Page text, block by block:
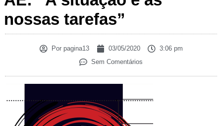
nossas tarefas”
Porpagina13 03/05/2020
3:06 pm
Sem Comentários